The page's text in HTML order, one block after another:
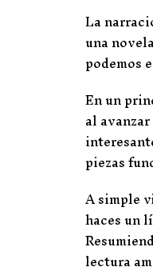
La
una
podemos
En un
al
piezas
A simple
haces un
lectura